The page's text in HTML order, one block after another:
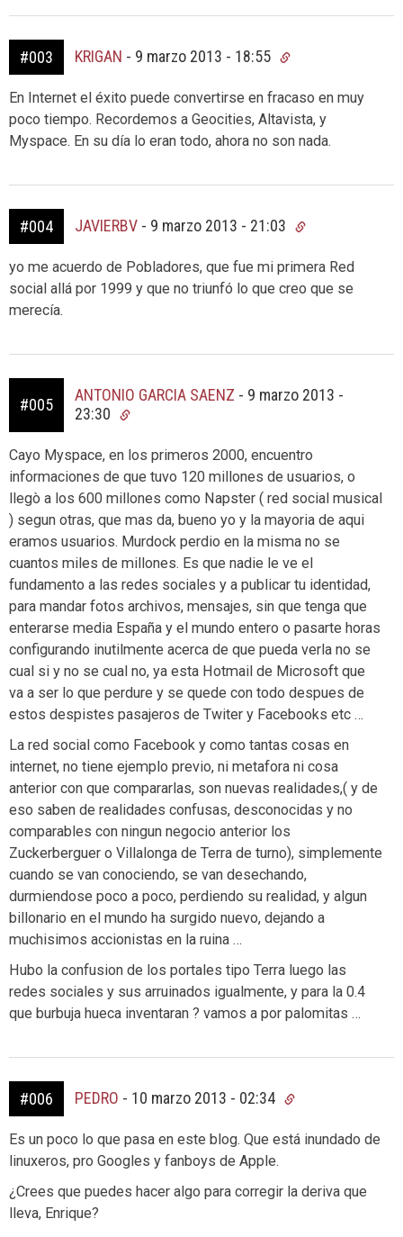
#003 KRIGAN - 9 marzo 2013 - 18:55
En Internet el éxito puede convertirse en fracaso en muy
poco tiempo. Recordemos a Geocities, Altavista, y
Myspace. En su día lo eran todo, ahora no son nada.
#004 JAVIERBV - 9 marzo 2013 - 21:03
yo me acuerdo de Pobladores, que fue mi primera Red
social allá por 1999 y que no triunfó lo que creo que se
merecía.
#005
ANTONIO GARCIA SAENZ - 9 marzo 2013 -
23:30
Cayo Myspace, en los primeros 2000, encuentro
informaciones de que tuvo 120 millones de usuarios, o
llegò a los 600 millones como Napster ( red social musical
) segun otras, que mas da, bueno yo y la mayoria de aqui
eramos usuarios. Murdock perdio en la misma no se
cuantos miles de millones. Es que nadie le ve el
fundamento a las redes sociales y a publicar tu identidad,
para mandar fotos archivos, mensajes, sin que tenga que
enterarse media España y el mundo entero o pasarte horas
configurando inutilmente acerca de que pueda verla no se
cual si y no se cual no, ya esta Hotmail de Microsoft que
va a ser lo que perdure y se quede con todo despues de
estos despistes pasajeros de Twiter y Facebooks etc …
La red social como Facebook y como tantas cosas en
internet, no tiene ejemplo previo, ni metafora ni cosa
anterior con que compararlas, son nuevas realidades,( y de
eso saben de realidades confusas, desconocidas y no
comparables con ningun negocio anterior los
Zuckerberguer o Villalonga de Terra de turno), simplemente
cuando se van conociendo, se van desechando,
durmiendose poco a poco, perdiendo su realidad, y algun
billonario en el mundo ha surgido nuevo, dejando a
muchisimos accionistas en la ruina …
Hubo la confusion de los portales tipo Terra luego las
redes sociales y sus arruinados igualmente, y para la 0.4
que burbuja hueca inventaran ? vamos a por palomitas …
#006 PEDRO - 10 marzo 2013 - 02:34
Es un poco lo que pasa en este blog. Que está inundado de
linuxeros, pro Googles y fanboys de Apple.
¿Crees que puedes hacer algo para corregir la deriva que
lleva, Enrique?